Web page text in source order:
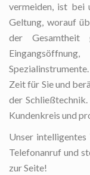
vermeiden, ist bei
Geltung, worauf
der Gesamtheit
Zeit für Sie und
der
Kundenkreis und
Unser intelligentes
Telefonanruf und
zur Seite!